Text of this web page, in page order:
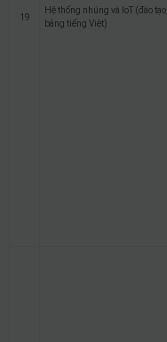
19
Hệ thống nhúng và IoT (đào tạo
bằng tiếng Việt)